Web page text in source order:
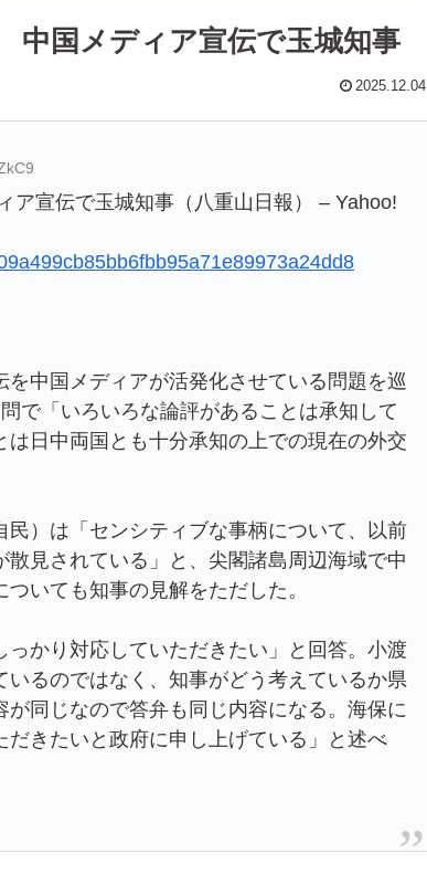
中国メディア宣伝で玉城知事
2025.12.04
ア宣伝で玉城知事（八重山日報） – Yahoo!
中国メディアが活発化させている問題を巡
で「いろいろな論評があることは承知して
日中両国とも十分承知の上での現在の外交
）は「センシティブな事柄について、以前
見されている」と、尖閣諸島周辺海域で中
いても知事の見解をただした。
かり対応していただきたい」と回答。小渡
るのではなく、知事がどう考えているか県
同じなので答弁も同じ内容になる。海保に
きたいと政府に申し上げている」と述べ